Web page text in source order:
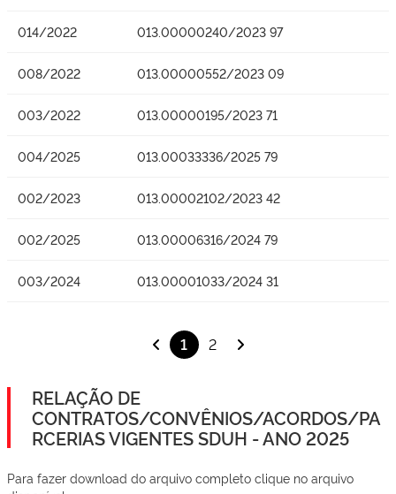
014/2022 013.00000240/2023 97
008/2022 013.00000552/2023 09
003/2022 013.00000195/2023 71
004/2025 013.00033336/2025 79
002/2023 013.00002102/2023 42
002/2025 013.00006316/2024 79
003/2024 013.00001033/2024 31
1 2
RELAÇÃO DE
CONTRATOS/CONVÊNIOS/ACORDOS/PA
RCERIAS VIGENTES SDUH - ANO 2025
Para fazer download do arquivo completo clique no arquivo